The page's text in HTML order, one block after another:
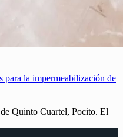
para la impermeabilización de
Quinto Cuartel, Pocito. El